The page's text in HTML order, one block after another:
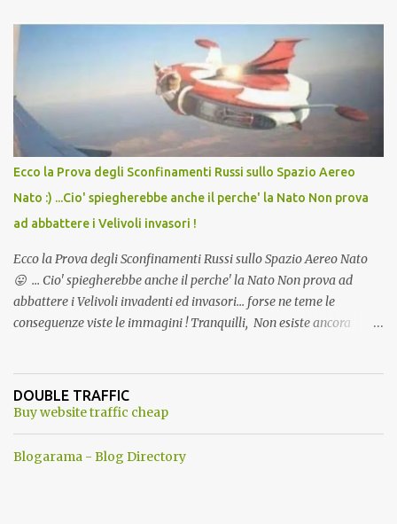
Vaccino come: l' Amaro del Capo, era "spettacolare Ghiacciato, ma
andava bene anche, a Temperatura Ambiente"! Riproponiamo
l'articolo per NON Dimenticare!
Ecco la Prova degli Sconfinamenti Russi sullo Spazio Aereo
Nato :) ...Cio' spiegherebbe anche il perche' la Nato Non prova
ad abbattere i Velivoli invasori !
Ecco la Prova degli Sconfinamenti Russi sullo Spazio Aereo Nato
😛 ... Cio' spiegherebbe anche il perche' la Nato Non prova ad
abbattere i Velivoli invadenti ed invasori... forse ne teme le
conseguenze viste le immagini ! Tranquilli, Non esiste ancora
ancora una fantasia Nato o forse una "False Flag", per provocare
una guerra mondiale che difficilmente da menti sane, potrebbe
DOUBLE TRAFFIC
Buy website traffic cheap
Blogarama - Blog Directory